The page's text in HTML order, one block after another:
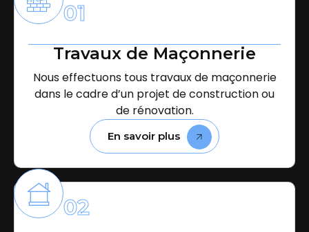
01
Travaux de Maçonnerie
Nous effectuons tous travaux de maçonnerie
dans le cadre d’un projet de construction ou
de rénovation.
En savoir plus
02